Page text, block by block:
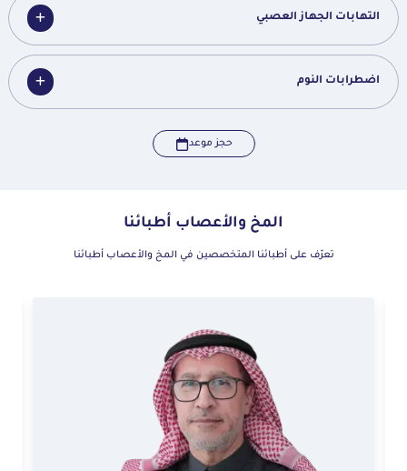
التهابات الجهاز العصبي
اضطرابات النوم
حجز موعد
المخ والأعصاب أطبائنا
تعرّف على أطبائنا المتخصصين في المخ والأعصاب أطبائنا